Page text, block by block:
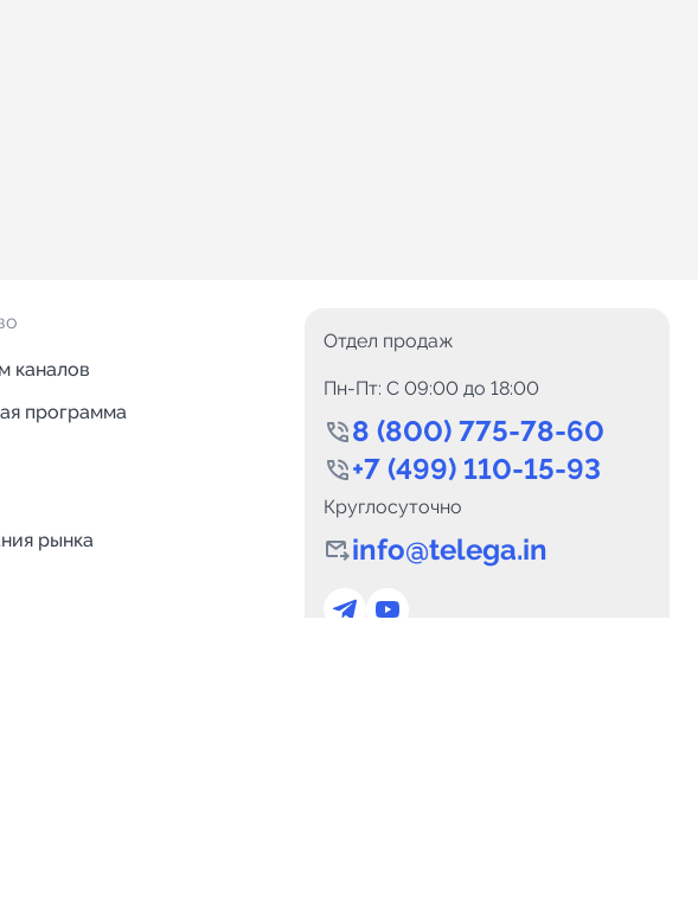
каналов
программа
рынка
Отдел продаж
Пн-Пт: C 09:00 до 18:00
8 (800) 775-78-60
+7 (499) 110-15-93
Круглосуточно
info@telega.in